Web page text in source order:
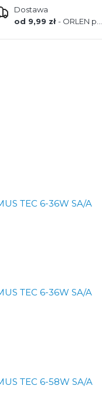
Dostawa
od 9,99 zł- ORLEN paczka
TEC 6-36W SA/A
TEC 6-36W SA/A
TEC 6-58W SA/A